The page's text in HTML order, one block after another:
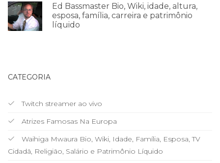
Ed Bassmaster Bio, Wiki, idade, altura,
esposa, família, carreira e patrimônio
líquido
CATEGORIA
Twitch streamer ao vivo
Atrizes Famosas Na Europa
Waihiga Mwaura Bio, Wiki, Idade, Família, Esposa, TV
Cidadã, Religião, Salário e Patrimônio Líquido